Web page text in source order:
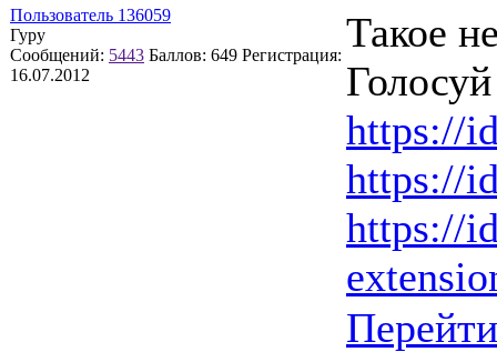
Пользователь 136059
Гуру
Сообщений: 5443 Баллов: 649 Регистрация:
16.07.2012
Такое
https://
https://
https://
Перейти